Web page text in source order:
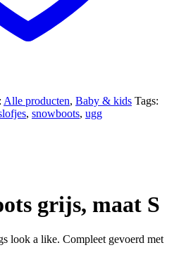
Alle producten, Baby & kids Tags:
, snowboots, ugg
grijs, maat S
look a like. Compleet gevoerd met